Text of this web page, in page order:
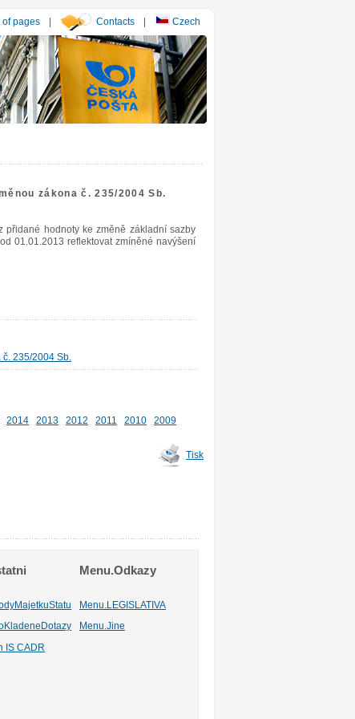
of pages | Contacts | Czech
zákona č. 235/2004 Sb.
přidané hodnoty ke změně základní sazby
01.01.2013 reflektovat zmíněné navýšení
235/2004 Sb.
2014 2013 2012 2011 2010
2009
Tisk
Menu.Odkazy
Menu.LEGISLATIVA
Menu.Jine
IS CADR